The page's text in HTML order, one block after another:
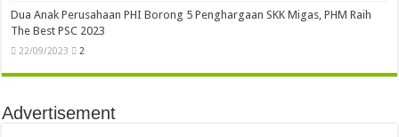
Dua Anak Perusahaan PHI Borong 5 Penghargaan SKK Migas, PHM Raih
The Best PSC 2023
22/09/2023 2
Advertisement